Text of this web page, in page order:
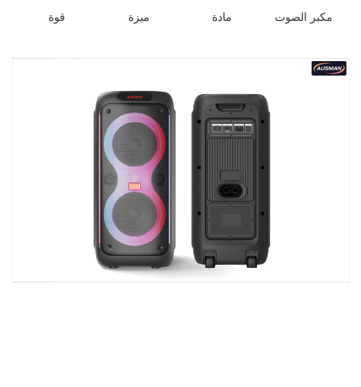
مكبر الصوت مادة ميزة قوة